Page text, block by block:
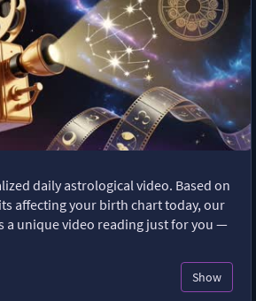
daily astrological video. Based on
affecting your birth chart today, our
a unique video reading just for you —
Show